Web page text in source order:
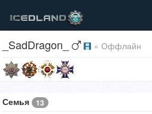
_SadDragon_ » Оффлайн
Семья 13